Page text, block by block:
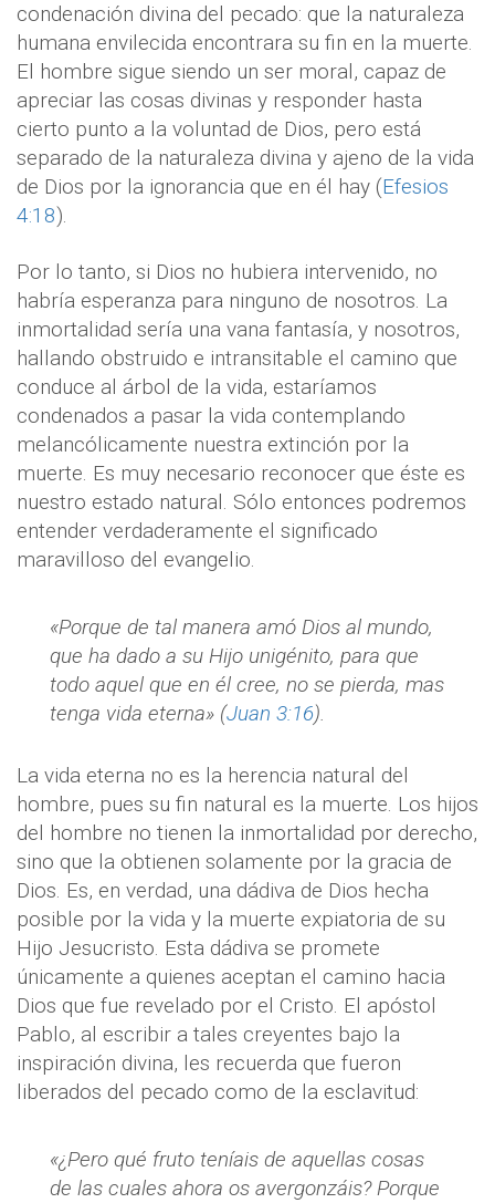
condenación divina del pecado: que la naturaleza
humana envilecida encontrara su fin en la muerte.
El hombre sigue siendo un ser moral, capaz de
apreciar las cosas divinas y responder hasta
cierto punto a la voluntad de Dios, pero está
separado de la naturaleza divina y ajeno de la vida
de Dios por la ignorancia que en él hay (Efesios
4:18).
Por lo tanto, si Dios no hubiera intervenido, no
habría esperanza para ninguno de nosotros. La
inmortalidad sería una vana fantasía, y nosotros,
hallando obstruido e intransitable el camino que
conduce al árbol de la vida, estaríamos
condenados a pasar la vida contemplando
melancólicamente nuestra extinción por la
muerte. Es muy necesario reconocer que éste es
nuestro estado natural. Sólo entonces podremos
entender verdaderamente el significado
maravilloso del evangelio.
«Porque de tal manera amó Dios al mundo,
que ha dado a su Hijo unigénito, para que
todo aquel que en él cree, no se pierda, mas
tenga vida eterna» (Juan 3:16).
La vida eterna no es la herencia natural del
hombre, pues su fin natural es la muerte. Los hijos
del hombre no tienen la inmortalidad por derecho,
sino que la obtienen solamente por la gracia de
Dios. Es, en verdad, una dádiva de Dios hecha
posible por la vida y la muerte expiatoria de su
Hijo Jesucristo. Esta dádiva se promete
únicamente a quienes aceptan el camino hacia
Dios que fue revelado por el Cristo. El apóstol
Pablo, al escribir a tales creyentes bajo la
inspiración divina, les recuerda que fueron
liberados del pecado como de la esclavitud:
«¿Pero qué fruto teníais de aquellas cosas
de las cuales ahora os avergonzáis? Porque